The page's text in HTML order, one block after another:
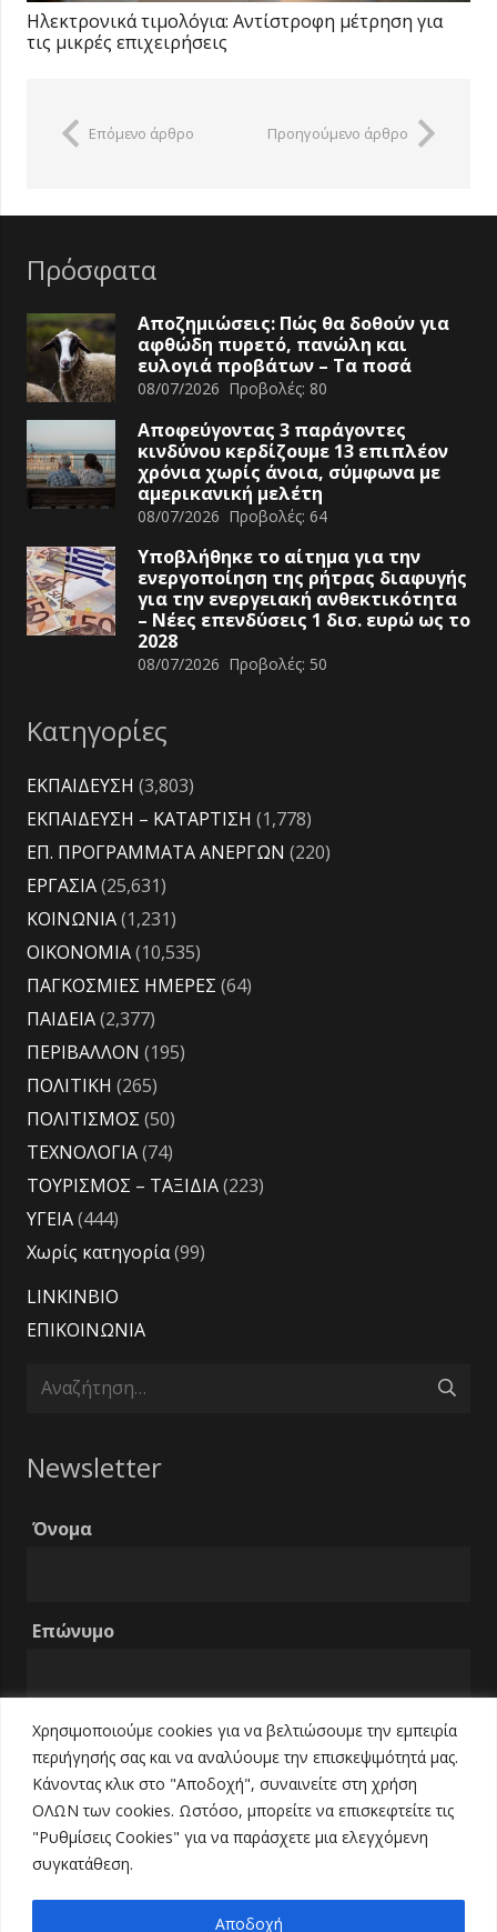
Χρησιμοποιούμε cookies για να βελτιώσουμε την εμπειρία
περιήγησής σας και να αναλύουμε την επισκεψιμότητά μας.
Κάνοντας κλικ στο "Αποδοχή", συναινείτε στη χρήση
ΟΛΩΝ των cookies. Ωστόσο, μπορείτε να επισκεφτείτε τις
"Ρυθμίσεις Cookies" για να παράσχετε μια ελεγχόμενη
συγκατάθεση.
Αποδοχή
Ηλεκτρονικά τιμολόγια: Αντίστροφη μέτρηση για
τις μικρές επιχειρήσεις
Επόμενο άρθρο Προηγούμενο άρθρο
Πρόσφατα
Αποζημιώσεις: Πώς θα δοθούν για
αφθώδη πυρετό, πανώλη και
ευλογιά προβάτων – Τα ποσά
08/07/2026 Προβολές: 80
Αποφεύγοντας 3 παράγοντες
κινδύνου κερδίζουμε 13 επιπλέον
χρόνια χωρίς άνοια, σύμφωνα με
αμερικανική μελέτη
08/07/2026 Προβολές: 64
Υποβλήθηκε το αίτημα για την
ενεργοποίηση της ρήτρας διαφυγής
για την ενεργειακή ανθεκτικότητα
– Νέες επενδύσεις 1 δισ. ευρώ ως το
2028
08/07/2026 Προβολές: 50
Κατηγορίες
ΕΚΠΑΙΔΕΥΣΗ (3,803)
ΕΚΠΑΙΔΕΥΣΗ – ΚΑΤΑΡΤΙΣΗ (1,778)
ΕΠ. ΠΡΟΓΡΑΜΜΑΤΑ ΑΝΕΡΓΩΝ (220)
ΕΡΓΑΣΙΑ(25,631)
ΚΟΙΝΩΝΙΑ(1,231)
ΟΙΚΟΝΟΜΙΑ(10,535)
ΠΑΓΚΟΣΜΙΕΣ ΗΜΕΡΕΣ (64)
ΠΑΙΔΕΙΑ(2,377)
ΠΕΡΙΒΑΛΛΟΝ (195)
ΠΟΛΙΤΙΚΗ (265)
ΠΟΛΙΤΙΣΜΟΣ (50)
ΤΕΧΝΟΛΟΓΙΑ(74)
ΤΟΥΡΙΣΜΟΣ – ΤΑΞΙΔΙΑ(223)
ΥΓΕΙΑ(444)
Χωρίς κατηγορία(99)
LINKINBIO
ΕΠΙΚΟΙΝΩΝΙΑ
Αναζήτηση
Newsletter
Όνομα
Επώνυμο
Email
Τηλέφωνο